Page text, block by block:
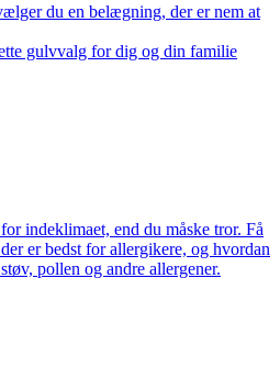
du en belægning, der er nem at
gulvvalg for dig og din familie
indeklimaet, end du måske tror. Få
er bedst for allergikere, og hvordan
pollen og andre allergener.